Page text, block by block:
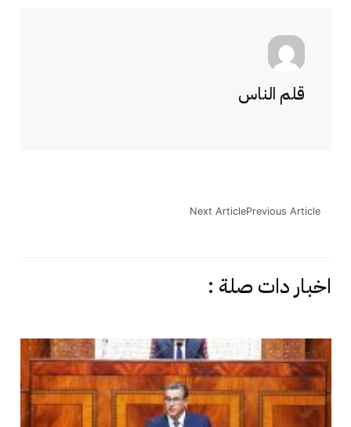
قلم الناس
Previous Article
Next Article
اخبار دات صلة :